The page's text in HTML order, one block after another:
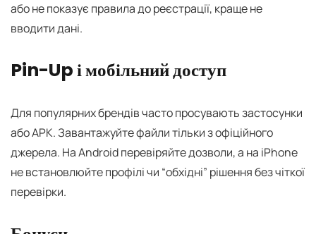
або не показує правила до реєстрації, краще не
вводити дані.
Pin-Up і мобільний доступ
Для популярних брендів часто просувають застосунки
або APK. Завантажуйте файли тільки з офіційного
джерела. На Android перевіряйте дозволи, а на iPhone
не встановлюйте профілі чи “обхідні” рішення без чіткої
перевірки.